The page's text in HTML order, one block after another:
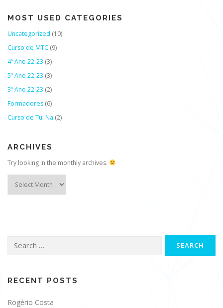
MOST USED CATEGORIES
Uncategorized (10)
Curso de MTC (9)
4º Ano 22-23 (3)
5º Ano 22-23 (3)
3º Ano 22-23 (2)
Formadores (6)
Curso de Tui Na (2)
ARCHIVES
Try looking in the monthly archives.
for:
RECENT POSTS
Rogério Costa